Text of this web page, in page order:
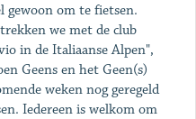
gewoon om te fietsen.
we met de club
in de Italiaanse Alpen",
Geens en het Geen(s)
weken nog geregeld
Iedereen is welkom om